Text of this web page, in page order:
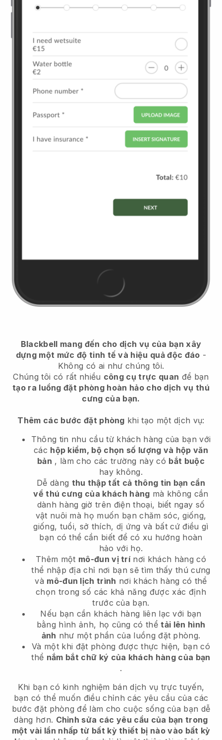
Blackbell mang đến cho dịch vụ của bạn xây
dựng một mức độ tinh tế và hiệu quả độc đáo -
Không có ai như chúng tôi.
Chúng tôi có rất nhiều công cụ trực quan để bạn
tạo ra luồng đặt phòng hoàn hảo cho dịch vụ thú
cưng của bạn.
Thêm các bước đặt phòng khi tạo một dịch vụ:
Thông tin nhu cầu từ khách hàng của bạn với
các hộp kiểm, bộ chọn số lượng và hộp văn
bản , làm cho các trường này có bắt buộc
hay không.
Dễ dàng thu thập tất cả thông tin bạn cần
về thú cưng của khách hàng mà không cần
dành hàng giờ trên điện thoại, biết ngay số
vật nuôi mà họ muốn bạn chăm sóc, giống,
giống, tuổi, sở thích, dị ứng và bất cứ điều gì
bạn có thể cần biết để có xu hướng hoàn
hảo với họ.
Thêm một mô-đun vị trínơi khách hàng có
thể nhập địa chỉ nơi bạn sẽ tìm thấy thú cưng
và mô-đun lịch trình nơi khách hàng có thể
chọn trong số các khả năng được xác định
trước của bạn.
Nếu bạn cần khách hàng liên lạc với bạn
bằng hình ảnh, họ cũng có thểtải lên hình
ảnh như một phần của luồng đặt phòng.
Và một khi đặt phòng được thực hiện, bạn có
thể nắm bắt chữ ký của khách hàng của bạn
.
Khi bạn có kinh nghiệm bán dịch vụ trực tuyến,
bạn có thể muốn điều chỉnh các yêu cầu của các
bước đặt phòng để làm cho cuộc sống của bạn dễ
dàng hơn. Chỉnh sửa các yêu cầu của bạn trong
một vài lần nhấp từ bất kỳ thiết bị nào vào bất kỳ